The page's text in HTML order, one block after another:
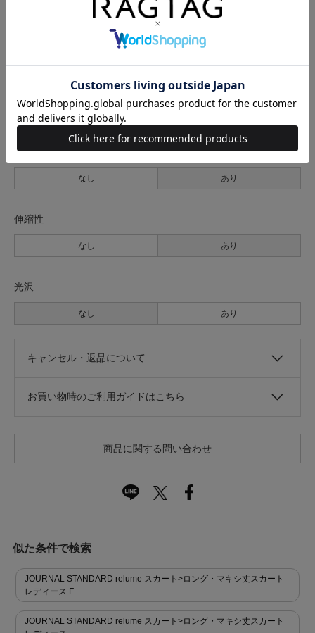
普通
なし あり
透け感
なし あり
伸縮性
なし あり
光沢
なし あり
キャンセル・返品について
お買い物時のご利用ガイドはこちら
商品に関する問い合わせ
似た条件で検索
JOURNAL STANDARD relume スカート>ロング・マキシ丈スカート
レディース F
JOURNAL STANDARD relume スカート>ロング・マキシ丈スカート